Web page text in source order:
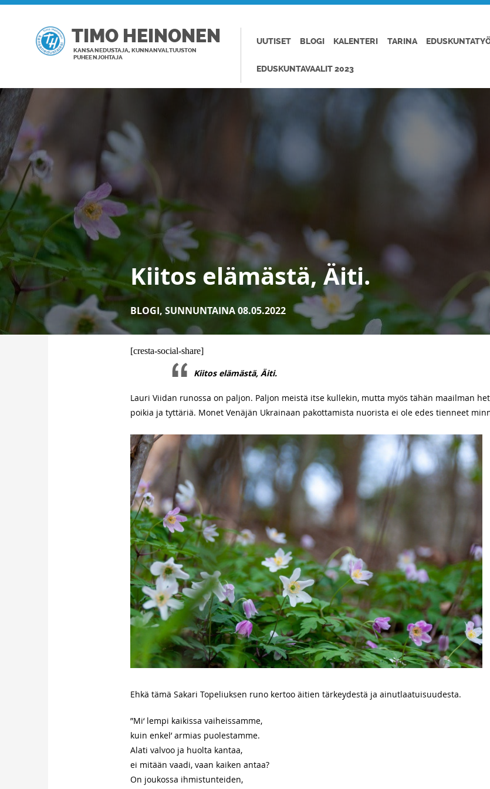
TIMO HEINONEN
KANSANEDUSTAJA, KUNNANVALTUUSTON
PUHEENJOHTAJA
UUTISET BLOGI KALENTERI TARINA
EDUSKUNTAVAALIT 2023
Kiitos elämästä, Äiti.
BLOGI, SUNNUNTAINA 08.05.2022
[cresta-social-share]
Kiitos elämästä, Äiti.
Lauri Viidan runossa on paljon. Paljon meistä itse kullekin, mutta myös tähän maailman
poikia ja tyttäriä. Monet Venäjän Ukrainaan pakottamista nuorista ei ole edes tienneet
Ehkä tämä Sakari Topeliuksen runo kertoo äitien tärkeydestä ja ainutlaatuisuudesta.
”Mi‘ lempi kaikissa vaiheissamme,
kuin enkel’ armias puolestamme.
Alati valvoo ja huolta kantaa,
ei mitään vaadi, vaan kaiken antaa?
On joukossa ihmistunteiden,